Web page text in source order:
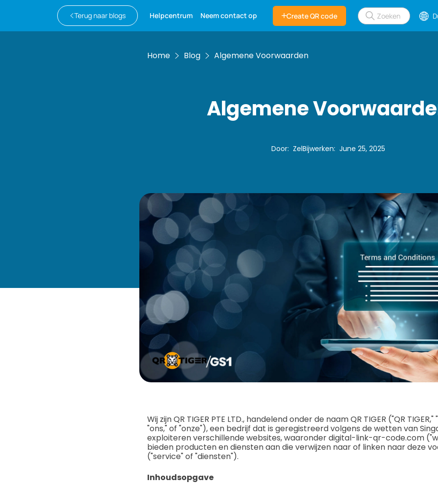
Terug naar blogs Helpcentrum Neem contact op Create QR code
Home Blog Algemene Voorwaarden
Algemene
Door: ZelBijwerken:June 25, 2025
Wij zijn QR TIGER PTE LTD., handelend onder de naam QR TIGER ("QR TIGER,"
"ons," of "onze"), een bedrijf dat is geregistreerd volgens de wetten van
exploiteren verschillende websites, waaronder digital-link-qr-code.com
bieden producten en diensten aan die verwijzen naar of linken naar deze
("service" of "diensten").
Inhoudsopgave